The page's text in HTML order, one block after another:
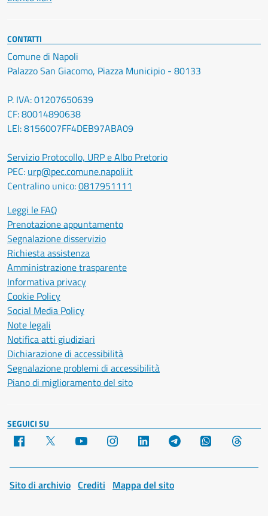
CONTATTI
Comune di Napoli
Palazzo San Giacomo, Piazza Municipio - 80133
P. IVA: 01207650639
CF: 80014890638
LEI: 8156007FF4DEB97ABA09
Servizio Protocollo, URP e Albo Pretorio
PEC: urp@pec.comune.napoli.it
Centralino unico:0817951111
Leggi le FAQ
Prenotazione appuntamento
Segnalazione disservizio
Richiesta assistenza
Amministrazione trasparente
Informativa privacy
Cookie Policy
Social Media Policy
Note legali
Notifica atti giudiziari
Dichiarazione di accessibilità
Segnalazione problemi di accessibilità
Piano di miglioramento del sito
SEGUICI SU
Facebook YouTube Instagram LinkedIn Telegram WhatsApp
Sito di archivio Crediti Mappa del sito